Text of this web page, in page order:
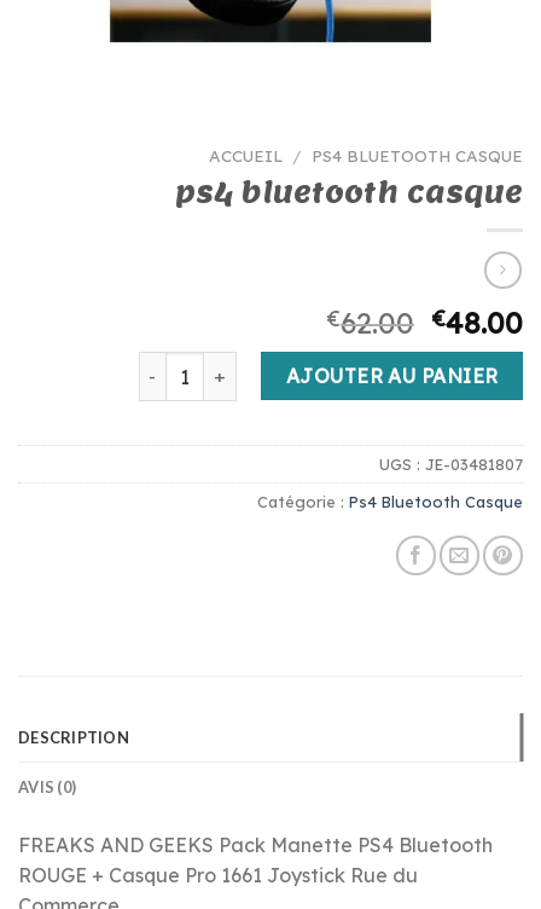
ACCUEIL / PS4 BLUETOOTH CASQUE
ps4 bluetooth casque
€62.00 €48.00
quantité de ps4 bluetooth casque
AJOUTER AU PANIER
UGS : JE-03481807
Catégorie : Ps4 Bluetooth Casque
DESCRIPTION
AVIS (0)
FREAKS AND GEEKS Pack Manette PS4 Bluetooth
ROUGE + Casque Pro 1661 Joystick Rue du